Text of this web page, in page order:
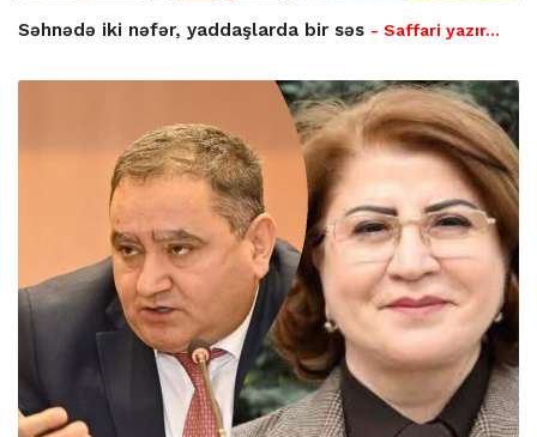
Səhnədə iki nəfər, yaddaşlarda bir səs - Saffari yazır…